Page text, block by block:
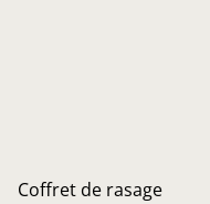
Coffret de rasage